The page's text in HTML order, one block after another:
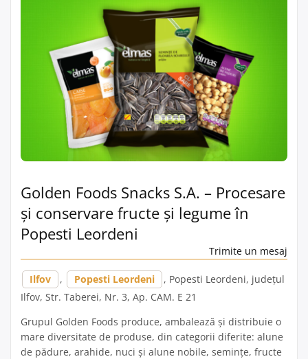
Golden Foods Snacks S.A. – Procesare
și conservare fructe și legume în
Popesti Leordeni
Trimite un mesaj
Ilfov , Popesti Leordeni
, Popesti Leordeni, județul
Ilfov, Str. Taberei, Nr. 3, Ap. CAM. E 21
Grupul Golden Foods produce, ambalează și distribuie o
mare diversitate de produse, din categorii diferite: alune
de pădure, arahide, nuci și alune nobile, semințe, fructe